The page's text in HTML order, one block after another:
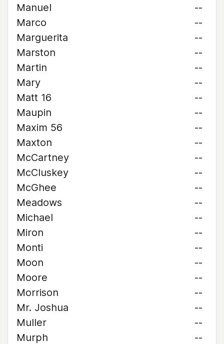
Manuel
--
Marco
--
Marguerita
--
Marston
--
Martin
--
Mary
--
Matt 16
--
Maupin
--
Maxim 56
--
Maxton
--
McCartney
--
McCluskey
--
McGhee
--
Meadows
--
Michael
--
Miron
--
Monti
--
Moon
--
Moore
--
Morrison
--
Mr. Joshua
--
Muller
--
Murph
--